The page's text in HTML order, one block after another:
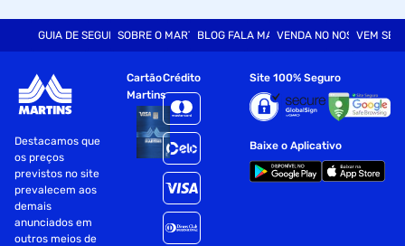
GUIA DE SEGURANÇASOBRE O MARTINSBLOG FALA MARTVENDA NO NOSSO SITE
VEM SER
Destacamos que
os preços
previstos no site
prevalecem aos
demais
anunciados em
outros meios de
Cartão
Martins
Crédito Site 100% Seguro
Baixe o Aplicativo